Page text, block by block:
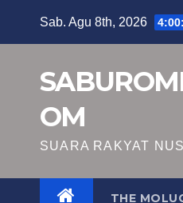
Sab. Agu 8th, 2026
OM
SUARA RAKYAT
THE